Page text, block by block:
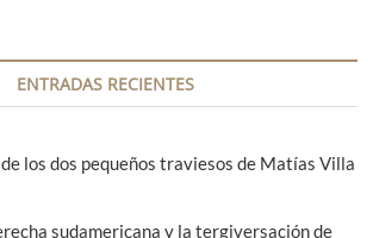
ENTRADAS RECIENTES
los dos pequeños traviesos de Matías Villa
sudamericana y la tergiversación de